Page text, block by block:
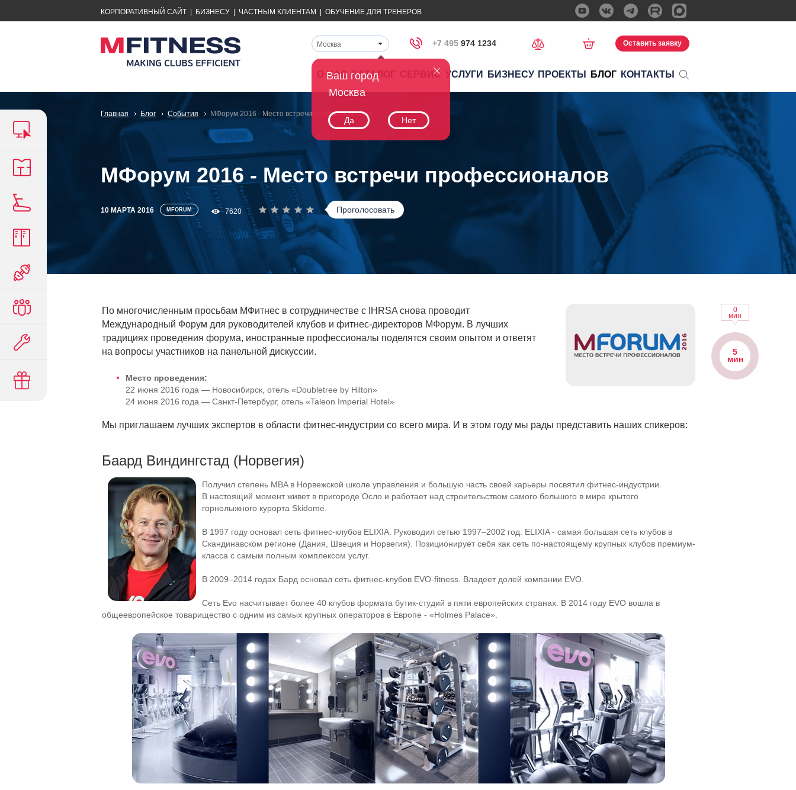
КОРПОРАТИВНЫЙ САЙТ БИЗНЕСУ ЧАСТНЫМ КЛИЕНТАМ ОБУЧЕНИЕ ДЛЯ ТРЕНЕРОВ
Ваш город
Москва
Да Нет
Москва +7 495 974 1234 Оставить заявку
О НАС КАТАЛОГ СЕРВИС УСЛУГИ БИЗНЕСУ ПРОЕКТЫ БЛОГ КОНТАКТЫ
Главная Блог События МФорум 2016 - Место встречи профессионалов
МФорум 2016 - Место встречи профессионалов
10 МАРТА 2016 MFORUM 7620 Проголосовать
0
мин
5
мин
По многочисленным просьбам МФитнес в сотрудничестве с IHRSA снова проводит
Международный Форум для руководителей клубов и фитнес-директоров МФорум. В лучших
традициях проведения форума, иностранные профессионалы поделятся своим опытом и ответят
на вопросы участников на панельной дискуссии.
Место проведения:
22 июня 2016 года — Новосибирск, отель «Doubletree by Hilton»
24 июня 2016 года — Санкт-Петербург, отель «Taleon Imperial Hotel»
Мы приглашаем лучших экспертов в области фитнес-индустрии со всего мира. И в этом году мы рады представить наших спикеров:
Баард Виндингстад (Норвегия)
Получил степень MBA в Норвежской школе управления и большую часть своей карьеры посвятил фитнес-индустрии
В настоящий момент живет в пригороде Осло и работает над строительством самого большого в мире крытого
горнолыжного курорта Skidome.
В 1997 году основал сеть фитнес-клубов ELIXIA. Руководил сетью 1997–2002 год. ELIXIA - самая большая сеть клубов в
Скандинавском регионе (Дания, Швеция и Норвегия). Позиционирует себя как сеть по-настоящему крупных клубов премиум-
класса с самым полным комплексом услуг.
В 2009–2014 годах Бард основал сеть фитнес-клубов EVO-fitness . Владеет долей компании EVO.
Сеть Evo насчитывает более 40 клубов формата бутик-студий в пяти европейских странах. В 2014 году EVO вошла в
общеевропейское товарищество с одним из самых крупных операторов в Европе - «Holmes Palace».